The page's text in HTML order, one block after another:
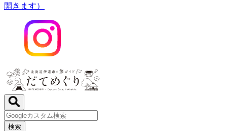
開きます）
検索